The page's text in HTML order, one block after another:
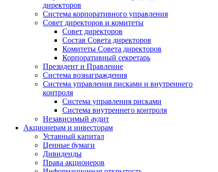
директоров
Система корпоративного управления
Совет директоров и комитеты
Совет директоров
Состав Совета директоров
Комитеты Совета директоров
Корпоративный секретарь
Президент и Правление
Система вознаграждения
Система управления рисками и внутреннего
контроля
Система управления рисками
Система внутреннего контроля
Независимый аудит
Акционерам и инвесторам
Уставный капитал
Ценные бумаги
Дивиденды
Права акционеров